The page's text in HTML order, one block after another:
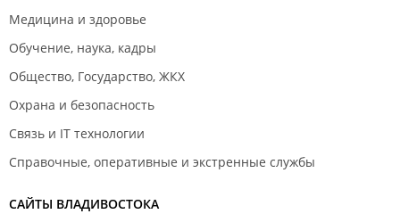
Медицина и здоровье
Обучение, наука, кадры
Общество, Государство, ЖКХ
Охрана и безопасность
Связь и IT технологии
Справочные, оперативные и экстренные службы
САЙТЫ ВЛАДИВОСТОКА